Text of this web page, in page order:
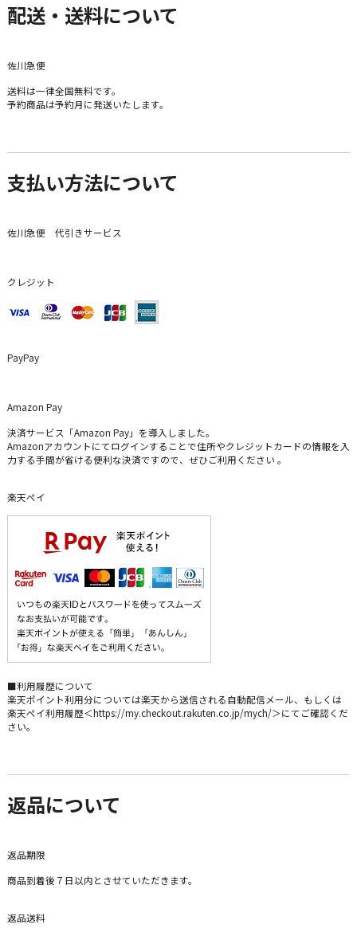
配送・送料について
佐川急便
送料は一律全国無料です。
予約商品は予約月に発送いたします。
支払い方法について
佐川急便 代引きサービス
クレジット
PayPay
Amazon Pay
決済サービス「Amazon Pay」を導入しました。
Amazonアカウントにてログインすることで住所やクレジットカードの情報を入
力する手間が省ける便利な決済ですので、ぜひご利用ください 。
楽天ペイ
■利用履歴について
楽天ポイント利用分については楽天から送信される自動配信メール、もしくは
楽天ペイ利用履歴＜https://my.checkout.rakuten.co.jp/mych/＞にてご確認くだ
さい。
返品について
返品期限
商品到着後７日以内とさせていただきます。
返品送料